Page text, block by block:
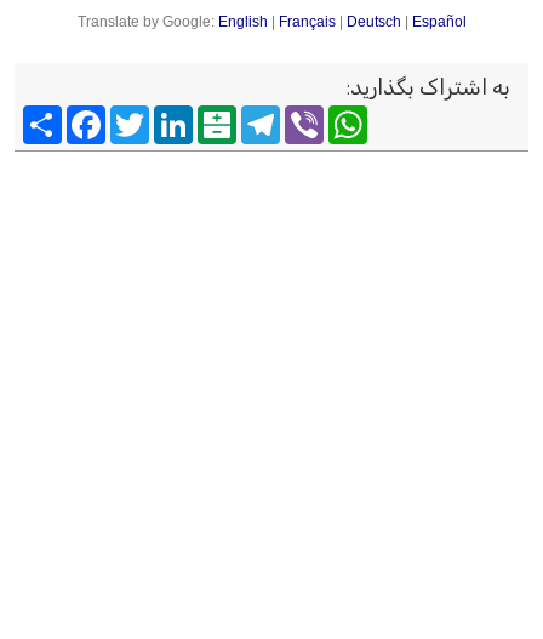
Translate by Google: English | Français| Deutsch | Español
به اشتراک بگذارید:
FacebookTwitter
LinkedInBalatarin
TelegramViber
WhatsApp